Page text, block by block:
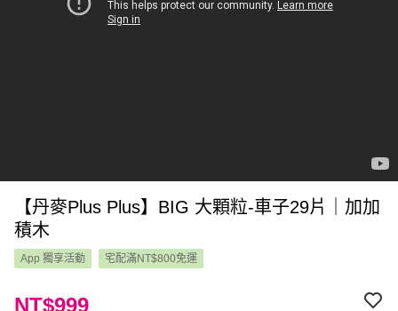
【丹麥Plus Plus】BIG 大顆粒-車子29片｜加加
積木
App 獨享活動 宅配滿NT$800免運
NT$999